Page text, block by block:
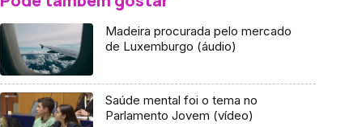
Madeira procurada pelo mercado
de Luxemburgo (áudio)
Saúde mental foi o tema no
Parlamento Jovem (vídeo)